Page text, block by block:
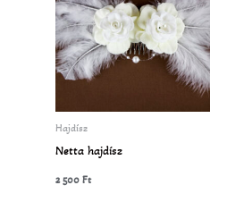
Hajdísz
Netta hajdísz
2 500Ft